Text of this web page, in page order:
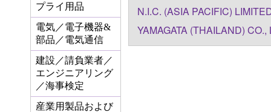
プライ用品
電気／電子機器&
部品／電気通信
建設／請負業者／
エンジニアリング
／海事検定
産業用製品および
N.I.C. (ASIA PACIFIC)
YAMAGATA (THAILAND) CO.,